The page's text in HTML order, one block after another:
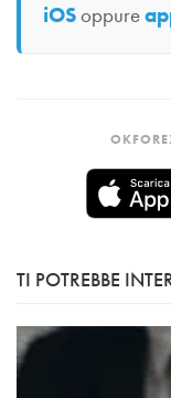
iOSoppure
TI POTREBBE